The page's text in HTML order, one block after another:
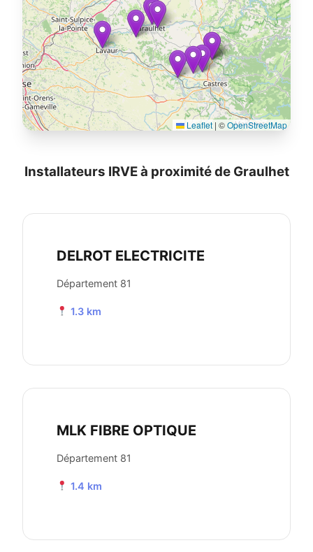
Leaflet | ©OpenStreetMap
Installateurs IRVE à proximité de Graulhet
DELROT ELECTRICITE
Département 81
1.3 km
MLK FIBRE OPTIQUE
Département 81
1.4 km